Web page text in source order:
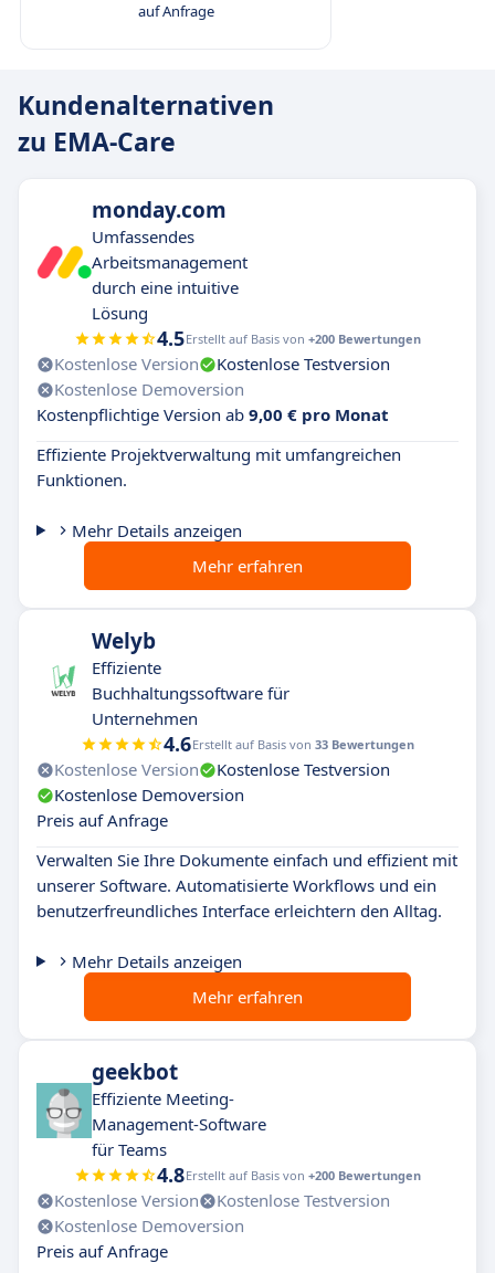
auf Anfrage
Kundenalternativen
zu EMA-Care
monday.com
Umfassendes
Arbeitsmanagement
durch eine intuitive
Lösung
4.5Erstellt auf Basis von +200 Bewertungen
Kostenlose Version
Kostenlose Testversion
Kostenlose Demoversion
Kostenpflichtige Version ab 9,00 € pro Monat
Effiziente Projektverwaltung mit umfangreichen
Funktionen.
Mehr Details anzeigen
Mehr erfahren
Welyb
Effiziente
Buchhaltungssoftware für
Unternehmen
4.6Erstellt auf Basis von 33 Bewertungen
Kostenlose Version
Kostenlose Testversion
Kostenlose Demoversion
Preis auf Anfrage
Verwalten Sie Ihre Dokumente einfach und effizient mit
unserer Software. Automatisierte Workflows und ein
benutzerfreundliches Interface erleichtern den Alltag.
Mehr Details anzeigen
Mehr erfahren
geekbot
Effiziente Meeting-
Management-Software
für Teams
4.8Erstellt auf Basis von +200 Bewertungen
Kostenlose Version
Kostenlose Testversion
Kostenlose Demoversion
Preis auf Anfrage